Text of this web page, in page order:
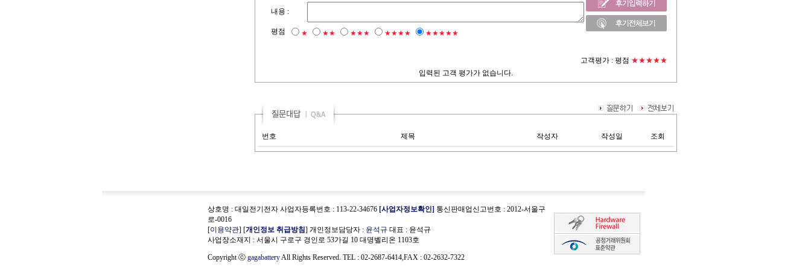
내용 :
평점 ★ ★★ ★★★ ★★★★ ★★★★★
고객평가 : 평점 ★★★★★
입력된 고객 평가가 없습니다.
번호 제목 작성자 작성일 조회
상호명 : 대일전기전자 사업자등록번호 : 113-22-34676 [사업자정보확인] 통신판매업신고번호 : 2012-서울구
로-0016
[이용약관] [개인정보 취급방침] 개인정보담당자 : 윤석규 대표 : 윤석규
사업장소재지 : 서울시 구로구 경인로 53가길 10 대명벨리온 1103호
Copyright ⓒ gagabatteryAll Rights Reserved. TEL : 02-2687-6414,FAX : 02-2632-7322